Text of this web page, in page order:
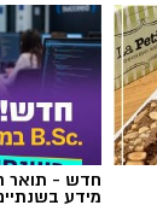
חדש - תואר
מידע